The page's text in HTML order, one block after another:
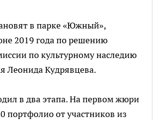
в парке «Южный»,
2019 года по решению
по культурному наследию
Леонида Кудрявцева.
в два этапа. На первом жюри
портфолио от участников из